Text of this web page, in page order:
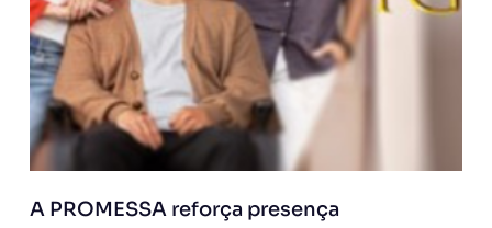
A PROMESSA reforça presença